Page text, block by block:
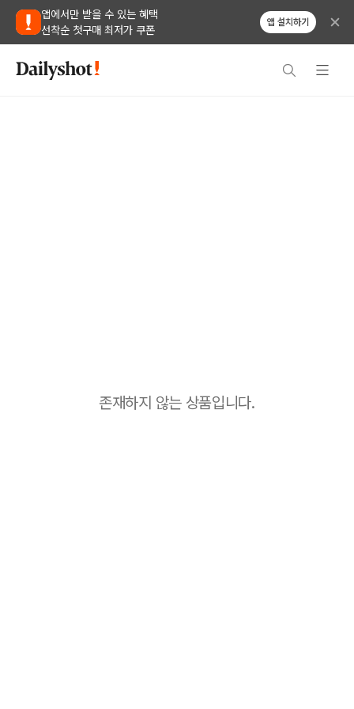
앱에서만 받을 수 있는 혜택
선착순 첫구매 최저가 쿠폰
앱 설치하기
존재하지 않는 상품입니다.